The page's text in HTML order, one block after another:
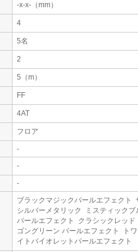
-x-x-（mm）
4
5名
2
5（m）
FF
4AT
フロア
-
-
-
ブラックマジックパールエフェクト
シルバーメタリック ミスティックブ
パールエフェクト クラシックレッ
ゴングリーン パールエフェクト ト
イトバイオレットパールエフェクト